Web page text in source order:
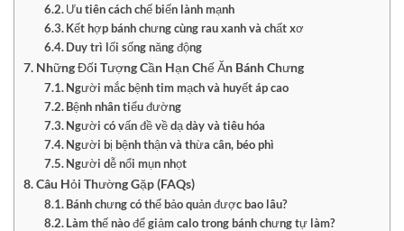
Ưu tiên cách chế biến lành mạnh
Kết hợp bánh chưng cùng rau xanh và chất xơ
Duy trì lối sống năng động
Những Đối Tượng Cần Hạn Chế Ăn Bánh Chưng
Người mắc bệnh tim mạch và huyết áp cao
Bệnh nhân tiểu đường
Người có vấn đề về dạ dày và tiêu hóa
Người bị bệnh thận và thừa cân, béo phì
Người dễ nổi mụn nhọt
Câu Hỏi Thường Gặp (FAQs)
Bánh chưng có thể bảo quản được bao lâu?
Làm thế nào để giảm calo trong bánh chưng tự làm?